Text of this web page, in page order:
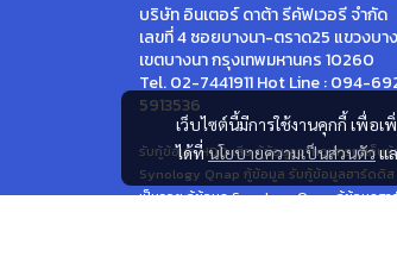
เว็บไซต์นี้มีการใช้งานคุกกี้ เพื่อ
ได้ที่นโยบายความเป็นส่วนตัวแ
บริษัท อินเตอร์ ดาต้า รีคัฟเวอรี จำกัด
เลขที่ 4 ซอยบางนา-ตราด25 แขวงบา
เขตบางนา กรุงเทพมหานคร 10260
Tel. 02-7441911 Hot Line : 094-
5913536
รับกู้ข้อมูล HDD เสีย กู้ข้อมูลจากอุปกรณ์เก็บ
Synology Qnap กู้ข้อมูล รับกู้ข้อมูลฮาร์ดดิส
เป็นรอย กู้ข้อมูล Synology Qnap กู้ข้อมูลฮ